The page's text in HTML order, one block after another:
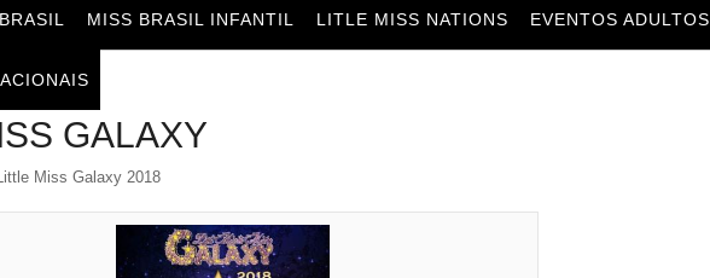
MISS BRASIL INFANTIL LITLE MISS NATIONS EVENTOS ADULTOS
GALAXY
Miss Galaxy 2018